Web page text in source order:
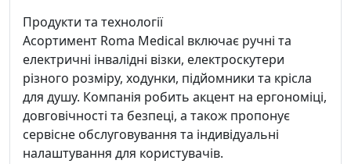
Продукти та технології
Асортимент Roma Medical включає ручні та
електричні інвалідні візки, електроскутери
різного розміру, ходунки, підйомники та крісла
для душу. Компанія робить акцент на ергономіці,
довговічності та безпеці, а також пропонує
сервісне обслуговування та індивідуальні
налаштування для користувачів.